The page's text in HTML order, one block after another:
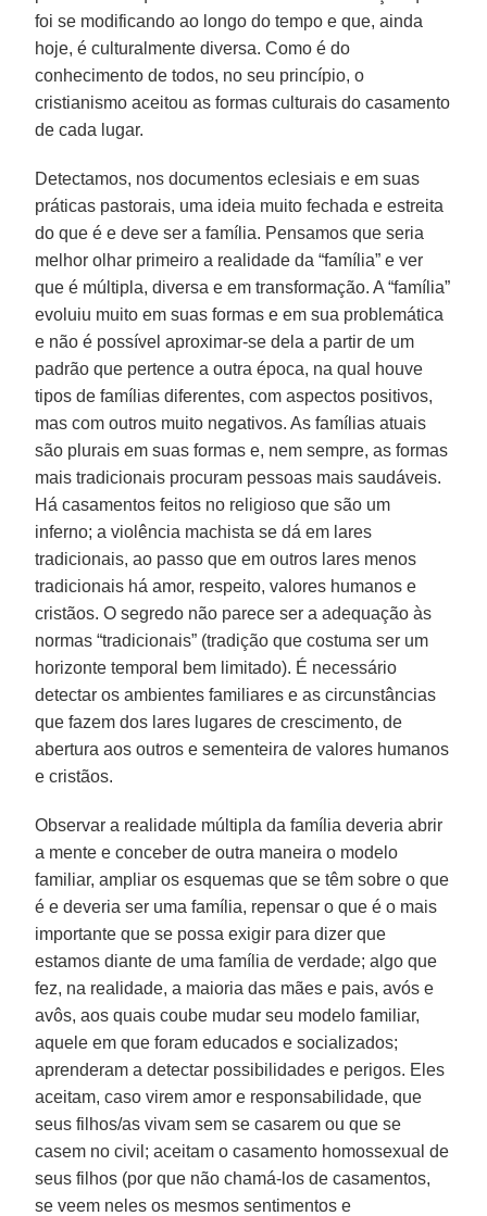
foi se modificando ao longo do tempo e que, ainda
hoje, é culturalmente diversa. Como é do
conhecimento de todos, no seu princípio, o
cristianismo aceitou as formas culturais do casamento
de cada lugar.
Detectamos, nos documentos eclesiais e em suas
práticas pastorais, uma ideia muito fechada e estreita
do que é e deve ser a família. Pensamos que seria
melhor olhar primeiro a realidade da “família” e ver
que é múltipla, diversa e em transformação. A “família”
evoluiu muito em suas formas e em sua problemática
e não é possível aproximar-se dela a partir de um
padrão que pertence a outra época, na qual houve
tipos de famílias diferentes, com aspectos positivos,
mas com outros muito negativos. As famílias atuais
são plurais em suas formas e, nem sempre, as formas
mais tradicionais procuram pessoas mais saudáveis.
Há casamentos feitos no religioso que são um
inferno; a violência machista se dá em lares
tradicionais, ao passo que em outros lares menos
tradicionais há amor, respeito, valores humanos e
cristãos. O segredo não parece ser a adequação às
normas “tradicionais” (tradição que costuma ser um
horizonte temporal bem limitado). É necessário
detectar os ambientes familiares e as circunstâncias
que fazem dos lares lugares de crescimento, de
abertura aos outros e sementeira de valores humanos
e cristãos.
Observar a realidade múltipla da família deveria abrir
a mente e conceber de outra maneira o modelo
familiar, ampliar os esquemas que se têm sobre o que
é e deveria ser uma família, repensar o que é o mais
importante que se possa exigir para dizer que
estamos diante de uma família de verdade; algo que
fez, na realidade, a maioria das mães e pais, avós e
avôs, aos quais coube mudar seu modelo familiar,
aquele em que foram educados e socializados;
aprenderam a detectar possibilidades e perigos. Eles
aceitam, caso virem amor e responsabilidade, que
seus filhos/as vivam sem se casarem ou que se
casem no civil; aceitam o casamento homossexual de
seus filhos (por que não chamá-los de casamentos,
se veem neles os mesmos sentimentos e